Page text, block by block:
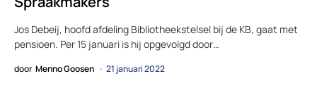
Jos Debeij, hoofd afdeling Bibliotheekstelsel bij de KB, gaat met
pensioen. Per 15 januari is hij opgevolgd door…
door Menno Goosen 21 januari 2022